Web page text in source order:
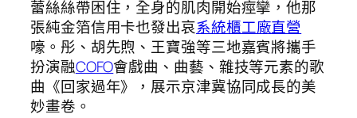
蕾絲絲帶困住，全身的肌肉開始痙攣，他那
張純金箔信用卡也發出哀系統櫃工廠直營
嚎。彤、胡先煦、王寶強等三地嘉賓將攜手
扮演融COFO會戲曲、曲藝、雜技等元素的歌
曲《回家過年》，展示京津冀協同成長的美
妙畫卷。